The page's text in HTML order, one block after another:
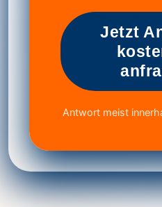
Jetzt
Antwort meist